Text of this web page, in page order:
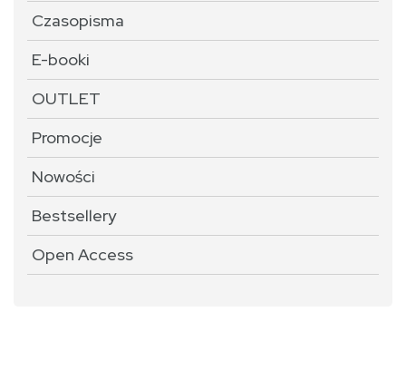
Czasopisma
E-booki
OUTLET
Promocje
Nowości
Bestsellery
Open Access